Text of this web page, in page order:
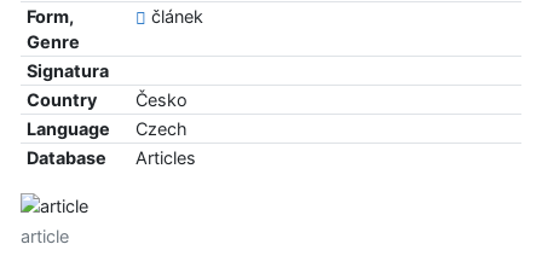
Form,
Genre
článek
Signatura
Country
Česko
Language
Czech
Database
Articles
article